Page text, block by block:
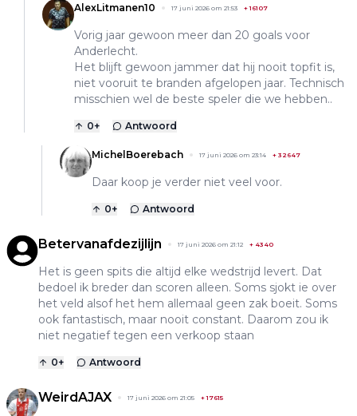
AlexLitmanen10 17 juni 2026 om 21:53 +16107
Vorig jaar gewoon meer dan 20 goals voor
Anderlecht.
Het blijft gewoon jammer dat hij nooit topfit is,
niet vooruit te branden afgelopen jaar. Technisch
misschien wel de beste speler die we hebben..
0+ Antwoord
MichelBoerebach 17 juni 2026 om 23:14 + 32647
Daar koop je verder niet veel voor.
0+ Antwoord
Betervanafdezijlijn 17 juni 2026 om 21:12 + 4340
Het is geen spits die altijd elke wedstrijd levert. Dat
bedoel ik breder dan scoren alleen. Soms sjokt ie over
het veld alsof het hem allemaal geen zak boeit. Soms
ook fantastisch, maar nooit constant. Daarom zou ik
niet negatief tegen een verkoop staan
0+ Antwoord
WeirdAJAX 17 juni 2026 om 21:05 +17615